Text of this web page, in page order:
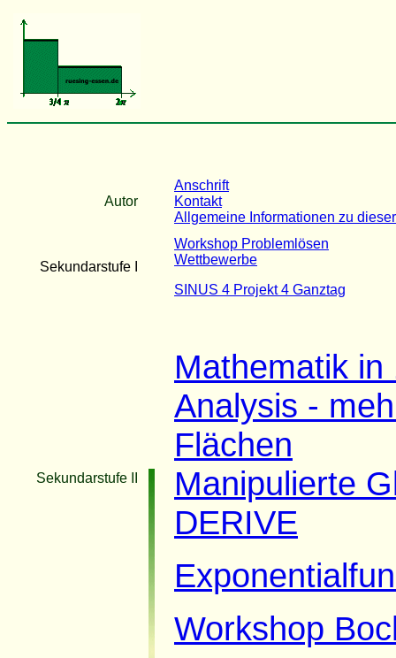
Autor
Anschrift
Kontakt
Allgemeine Informationen zu
Sekundarstufe I
Workshop Problemlösen
Wettbewerbe
SINUS 4 Projekt 4 Ganztag
Sekundarstufe II
Mathematik
Analysis -
Flächen
Manipulierte
DERIVE
Workshop